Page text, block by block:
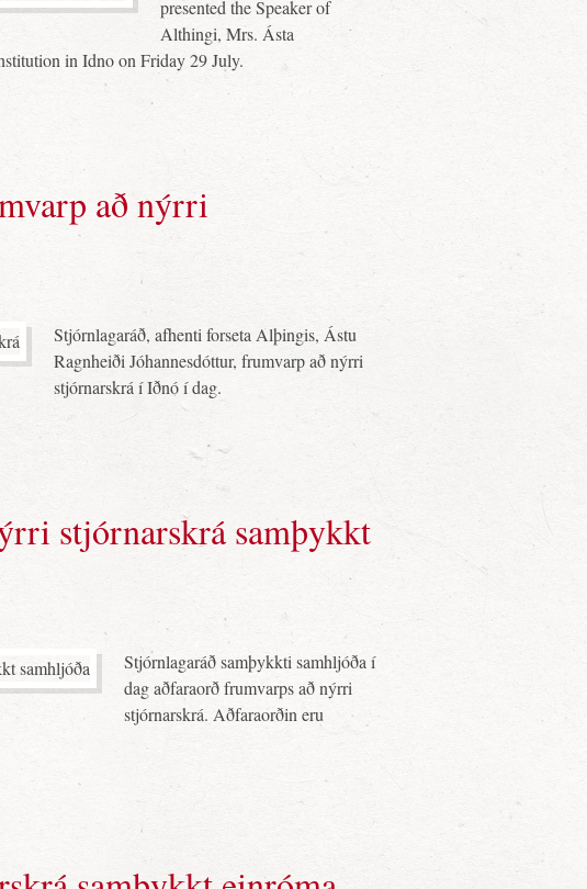
presented the Speaker of
Althingi, Mrs. Ásta
in Idno on Friday 29 July.
að nýrri
Stjórnlagaráð, afhenti forseta Alþingis, Ástu
Ragnheiði Jóhannesdóttur, frumvarp að nýrri
stjórnarskrá í Iðnó í dag.
stjórnarskrá samþykkt
Stjórnlagaráð samþykkti samhljóða í
dag aðfaraorð frumvarps að nýrri
stjórnarskrá. Aðfaraorðin eru